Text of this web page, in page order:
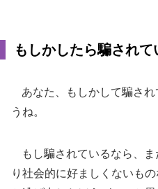
もしかしたら騙されて
あなた、もしかして騙され
うね。
もし騙されているなら、ま
り社会的に好ましくないも